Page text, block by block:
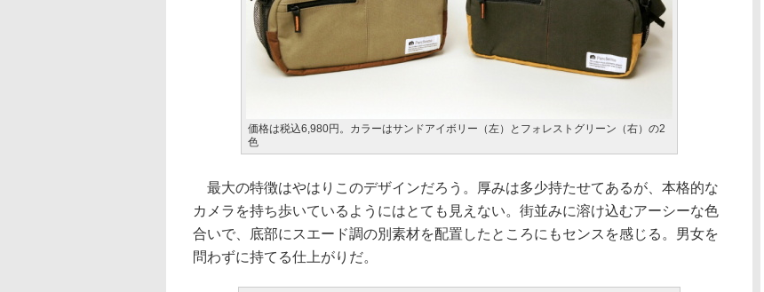
価格は税込6,980円。カラーはサンドアイボリー（左）とフォレストグリーン（右）の2
色
最大の特徴はやはりこのデザインだろう。厚みは多少持たせてあるが、本格的な
カメラを持ち歩いているようにはとても見えない。街並みに溶け込むアーシーな色
合いで、底部にスエード調の別素材を配置したところにもセンスを感じる。男女を
問わずに持てる仕上がりだ。